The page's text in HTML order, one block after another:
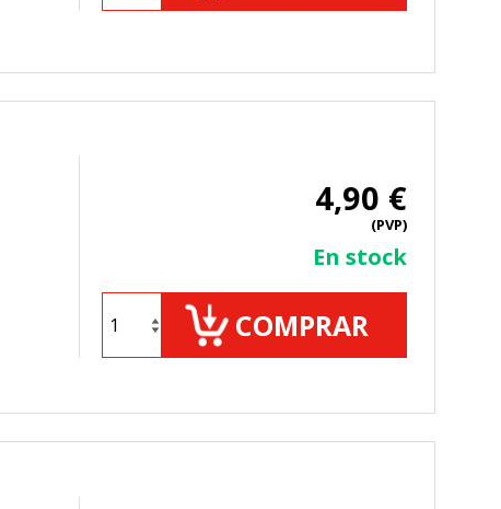
4,90 €
(PVP)
En stock
COMPRAR